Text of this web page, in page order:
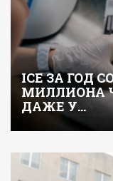
ICE ЗА ГОД
МИЛЛИОНА
ДАЖЕ У…